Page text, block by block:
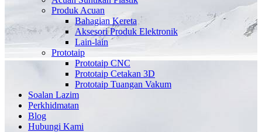
Produk Acuan
Bahagian Kereta
Aksesori Produk Elektronik
Lain-lain
Prototaip
Prototaip CNC
Prototaip Cetakan 3D
Prototaip Tuangan Vakum
Soalan Lazim
Perkhidmatan
Blog
Hubungi Kami